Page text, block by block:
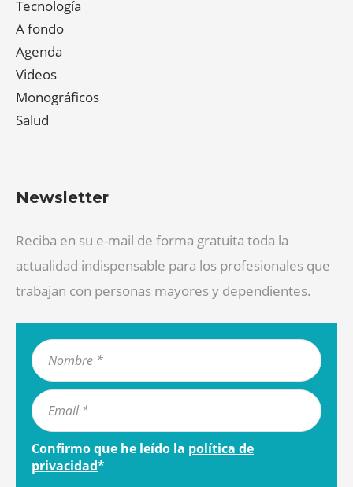
Tecnología
A fondo
Agenda
Videos
Monográficos
Salud
Newsletter
Reciba en su e-mail de forma gratuita toda la
actualidad indispensable para los profesionales que
trabajan con personas mayores y dependientes.
Confirmo que he leído la política de
privacidad*